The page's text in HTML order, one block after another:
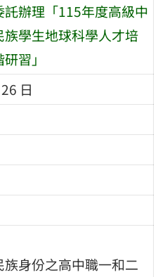
託辦理「115年度高級中
族學生地球科學人才培
習」
日
身份之高中職一和二